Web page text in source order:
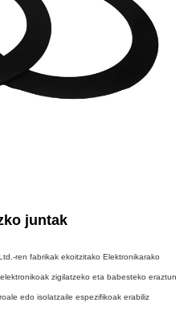
juntak
ren fabrikak ekoitzitako Elektronikarako
zigilatzeko eta babesteko eraztun
edo isolatzaile espezifikoak erabiliz